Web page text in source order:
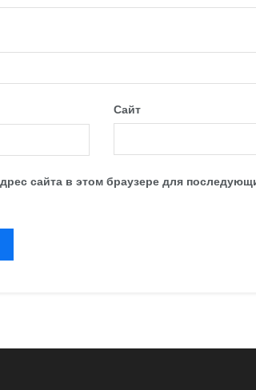
Сайт
сайта в этом браузере для